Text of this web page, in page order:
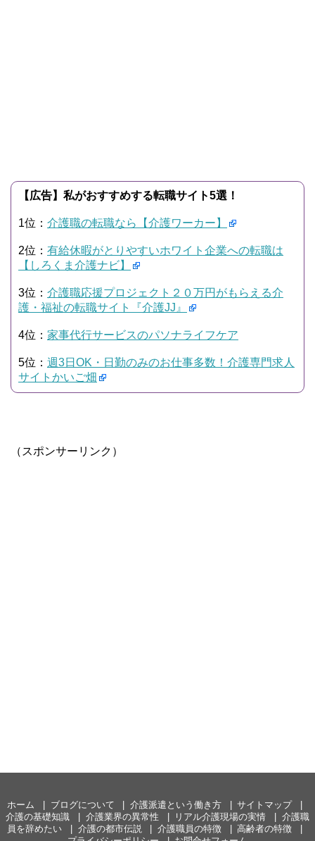
【広告】私がおすすめする転職サイト5選！
1位： 介護職の転職なら【介護ワーカー】
2位： 有給休暇がとりやすいホワイト企業への転職は
【しろくま介護ナビ】
3位： 介護職応援プロジェクト２０万円がもらえる介
護・福祉の転職サイト『介護JJ』
4位： 家事代行サービスのパソナライフケア
5位： 週3日OK・日勤のみのお仕事多数！介護専門求人
サイトかいご畑
（スポンサーリンク）
ホーム ブログについて 介護派遣という働き方
サイトマップ
介護の基礎知識
介護業界の異常性 リアル介護現場の実情
介護職
員を辞めたい
介護の都市伝説 介護職員の特徴
高齢者の特徴